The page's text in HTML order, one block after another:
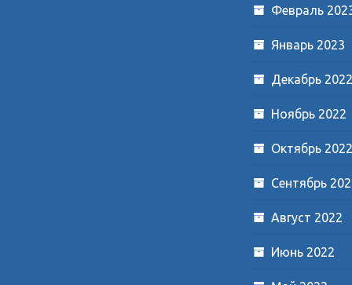
Февраль
Январь 2023
Декабрь 2022
Ноябрь 2022
Октябрь 2022
Сентябрь
Август 2022
Июнь 2022